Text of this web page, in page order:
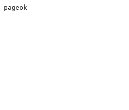
pageok